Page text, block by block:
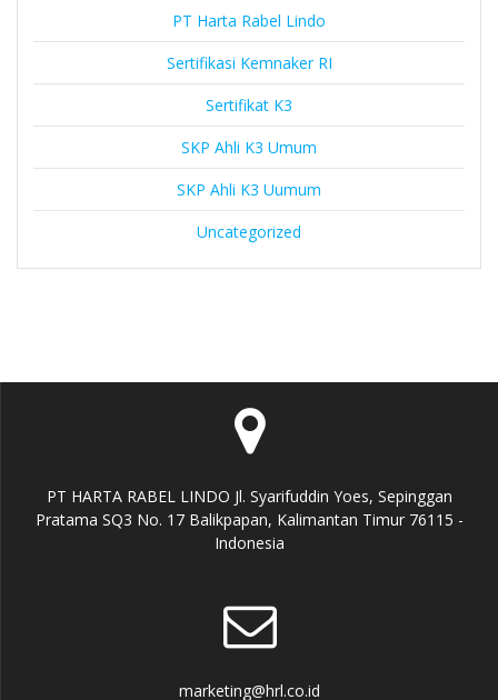
PT Harta Rabel Lindo
Sertifikasi Kemnaker RI
Sertifikat K3
SKP Ahli K3 Umum
SKP Ahli K3 Uumum
Uncategorized
PT HARTA RABEL LINDO Jl. Syarifuddin Yoes, Sepinggan
Pratama SQ3 No. 17 Balikpapan, Kalimantan Timur 76115 -
Indonesia
marketing@hrl.co.id